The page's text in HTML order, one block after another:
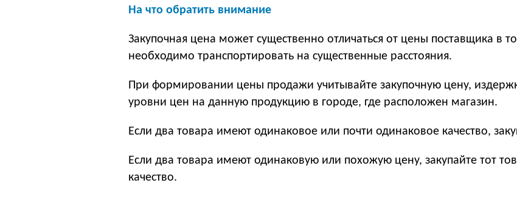
На что обратить внимание
Закупочная цена может существенно отличаться от цены поставщика в
необходимо транспортировать на существенные расстояния.
При формировании цены продажи учитывайте закупочную цену,
уровни цен на данную продукцию в городе, где расположен магазин.
Если два товара имеют одинаковое или почти одинаковое качество,
Если два товара имеют одинаковую или похожую цену, закупайте тот
качество.